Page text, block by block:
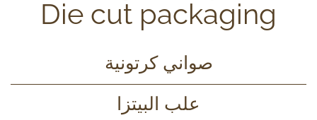
Die cut packaging
صواني كرتونية
علب البيتزا